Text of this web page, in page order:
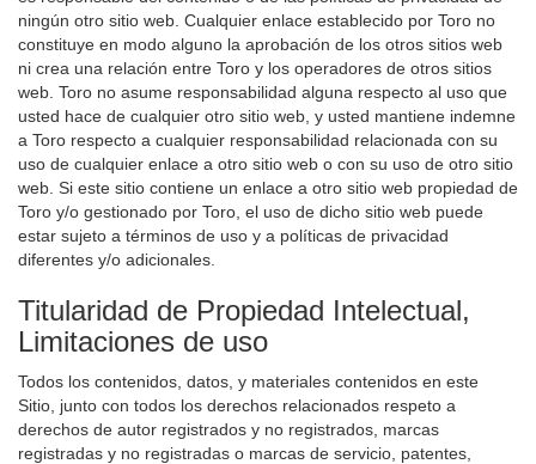
ningún otro sitio web. Cualquier enlace establecido por Toro no
constituye en modo alguno la aprobación de los otros sitios web
ni crea una relación entre Toro y los operadores de otros sitios
web. Toro no asume responsabilidad alguna respecto al uso que
usted hace de cualquier otro sitio web, y usted mantiene indemne
a Toro respecto a cualquier responsabilidad relacionada con su
uso de cualquier enlace a otro sitio web o con su uso de otro sitio
web. Si este sitio contiene un enlace a otro sitio web propiedad de
Toro y/o gestionado por Toro, el uso de dicho sitio web puede
estar sujeto a términos de uso y a políticas de privacidad
diferentes y/o adicionales.
Titularidad de Propiedad Intelectual,
Limitaciones de uso
Todos los contenidos, datos, y materiales contenidos en este
Sitio, junto con todos los derechos relacionados respeto a
derechos de autor registrados y no registrados, marcas
registradas y no registradas o marcas de servicio, patentes,